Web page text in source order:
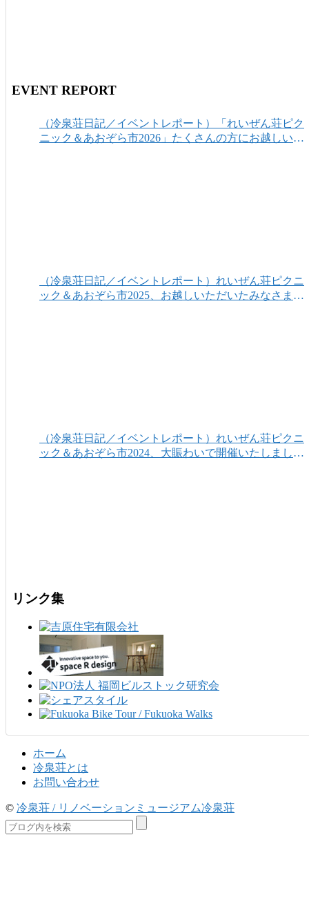
EVENT REPORT
（冷泉荘日記／イベントレポート）「れいぜん荘ピク
ニック＆あおぞら市2026」たくさんの方にお越しいた
（冷泉荘日記／イベントレポート）れいぜん荘ピクニ
ック＆あおぞら市2025、お越しいただいたみなさまあ
（冷泉荘日記／イベントレポート）れいぜん荘ピクニ
ック＆あおぞら市2024、大賑わいで開催いたしまし
リンク集
ホーム
冷泉荘とは
お問い合わせ
© 冷泉荘 / リノベーションミュージアム冷泉荘